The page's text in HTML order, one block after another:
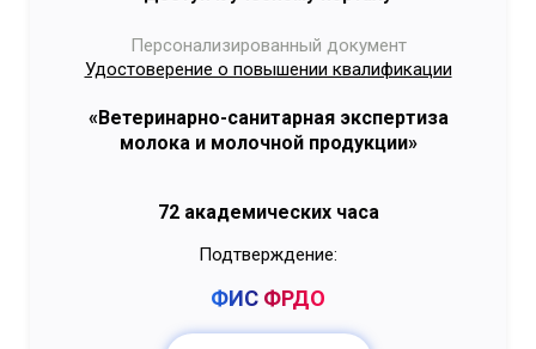
Персонализированный документ
Удостоверение о повышении квалификации
«Ветеринарно-санитарная экспертиза
молока и молочной продукции»
72 академических часа
Подтверждение:
ФИС ФРДО